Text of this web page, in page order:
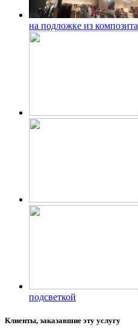
на подложке из композита
подсветкой
Клиенты, заказавшие эту услугу